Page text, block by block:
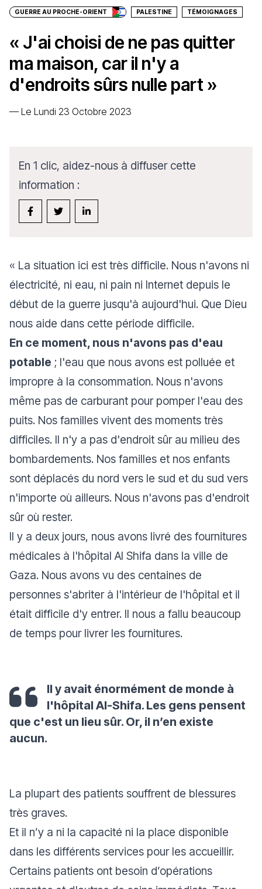
GUERRE AU PROCHE-ORIENT PALESTINE TÉMOIGNAGES
« J'ai choisi de ne pas quitter
ma maison, car il n'y a
d'endroits sûrs nulle part »
— Le Lundi 23 Octobre 2023
En 1 clic, aidez-nous à diffuser cette
information :
« La situation ici est très difficile. Nous n'avons ni
électricité, ni eau, ni pain ni Internet depuis le
début de la guerre jusqu'à aujourd'hui. Que Dieu
nous aide dans cette période difficile.
En ce moment, nous n'avons pas d'eau
potable ; l'eau que nous avons est polluée et
impropre à la consommation. Nous n'avons
même pas de carburant pour pomper l'eau des
puits. Nos familles vivent des moments très
difficiles. Il n'y a pas d'endroit sûr au milieu des
bombardements. Nos familles et nos enfants
sont déplacés du nord vers le sud et du sud vers
n'importe où ailleurs. Nous n'avons pas d'endroit
sûr où rester.
Il y a deux jours, nous avons livré des fournitures
médicales à l'hôpital Al Shifa dans la ville de
Gaza. Nous avons vu des centaines de
personnes s'abriter à l'intérieur de l'hôpital et il
était difficile d'y entrer. Il nous a fallu beaucoup
de temps pour livrer les fournitures.
Il y avait énormément de monde à
l'hôpital Al-Shifa. Les gens pensent
que c'est un lieu sûr. Or, il n’en existe
aucun.
La plupart des patients souffrent de blessures
très graves.
Et il n’y a ni la capacité ni la place disponible
dans les différents services pour les accueillir.
Certains patients ont besoin d’opérations